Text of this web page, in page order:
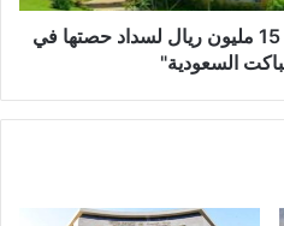
"سيرا للتعليم" تعتزم اقتراض 15 مليون ريال لسداد حصتها في
السعودية"